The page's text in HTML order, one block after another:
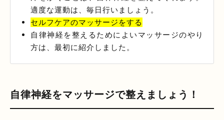
適度な運動は、毎日行いましょう。
セルフケアのマッサージをする
自律神経を整えるためによいマッサージのやり
方は、最初に紹介しました。
自律神経をマッサージで整えましょう！